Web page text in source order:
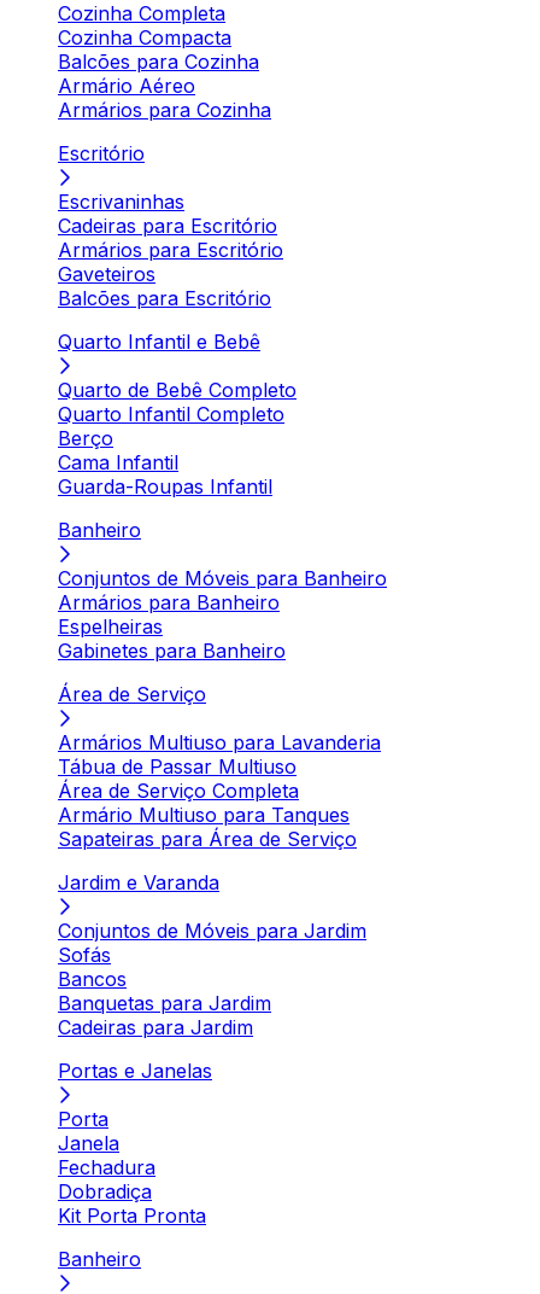
Cozinha Completa
Cozinha Compacta
Balcões para Cozinha
Armário Aéreo
Armários para Cozinha
Escritório
Escrivaninhas
Cadeiras para Escritório
Armários para Escritório
Gaveteiros
Balcões para Escritório
Quarto Infantil e Bebê
Quarto de Bebê Completo
Quarto Infantil Completo
Berço
Cama Infantil
Guarda-Roupas Infantil
Banheiro
Conjuntos de Móveis para Banheiro
Armários para Banheiro
Espelheiras
Gabinetes para Banheiro
Área de Serviço
Armários Multiuso para Lavanderia
Tábua de Passar Multiuso
Área de Serviço Completa
Armário Multiuso para Tanques
Sapateiras para Área de Serviço
Jardim e Varanda
Conjuntos de Móveis para Jardim
Sofás
Bancos
Banquetas para Jardim
Cadeiras para Jardim
Portas e Janelas
Porta
Janela
Fechadura
Dobradiça
Kit Porta Pronta
Banheiro